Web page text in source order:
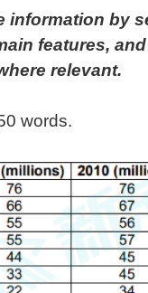
information by
features,
relevant.
words.